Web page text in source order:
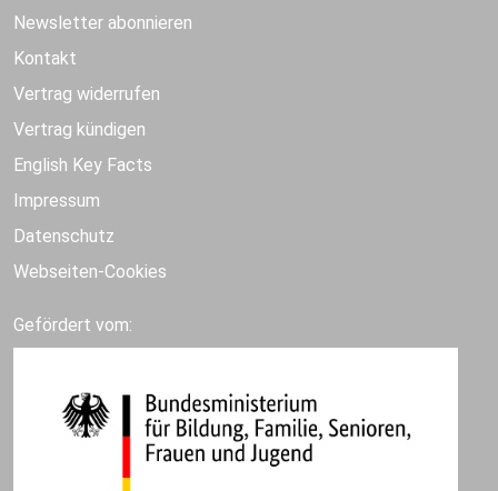
Newsletter abonnieren
Kontakt
Vertrag widerrufen
Vertrag kündigen
English Key Facts
Impressum
Datenschutz
Webseiten-Cookies
Gefördert vom: